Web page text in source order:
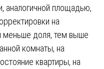
аналогичной площадью,
на
меньше доля, тем выше
комнаты, на
квартиры, на